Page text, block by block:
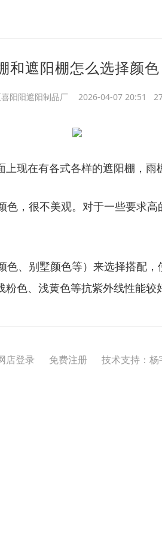
和遮阳棚怎么选择颜色
阳阳遮阳制品厂 2026-04-07 20:51
现在有各式各样的遮阳棚，雨
，很不美观。对于一些要求
、别墅颜色等）来选择搭配
色、浅黄色等抗紫外线性能较
店登录 免费注册 技术支持：杨